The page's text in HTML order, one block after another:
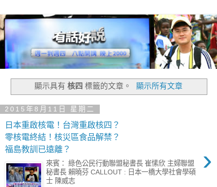
顯示具有 核四 標籤的文章。 顯示所有文章
2015年8月11日 星期二
日本重啟核電！台灣重啟核四？
零核電終結！核災區食品解禁？
福島教訓已遠離？
›
來賓： 綠色公民行動聯盟秘書長 崔愫欣 主婦聯盟
秘書長 賴曉芬 CALLOUT : 日本一橋大學社會學碩
士 陳威志